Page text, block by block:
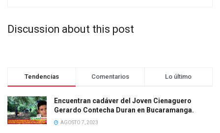
Discussion about this post
Tendencias Comentarios Lo último
Encuentran cadáver del Joven Cienaguero
Gerardo Contecha Duran en Bucaramanga.
AGOSTO 7, 2023